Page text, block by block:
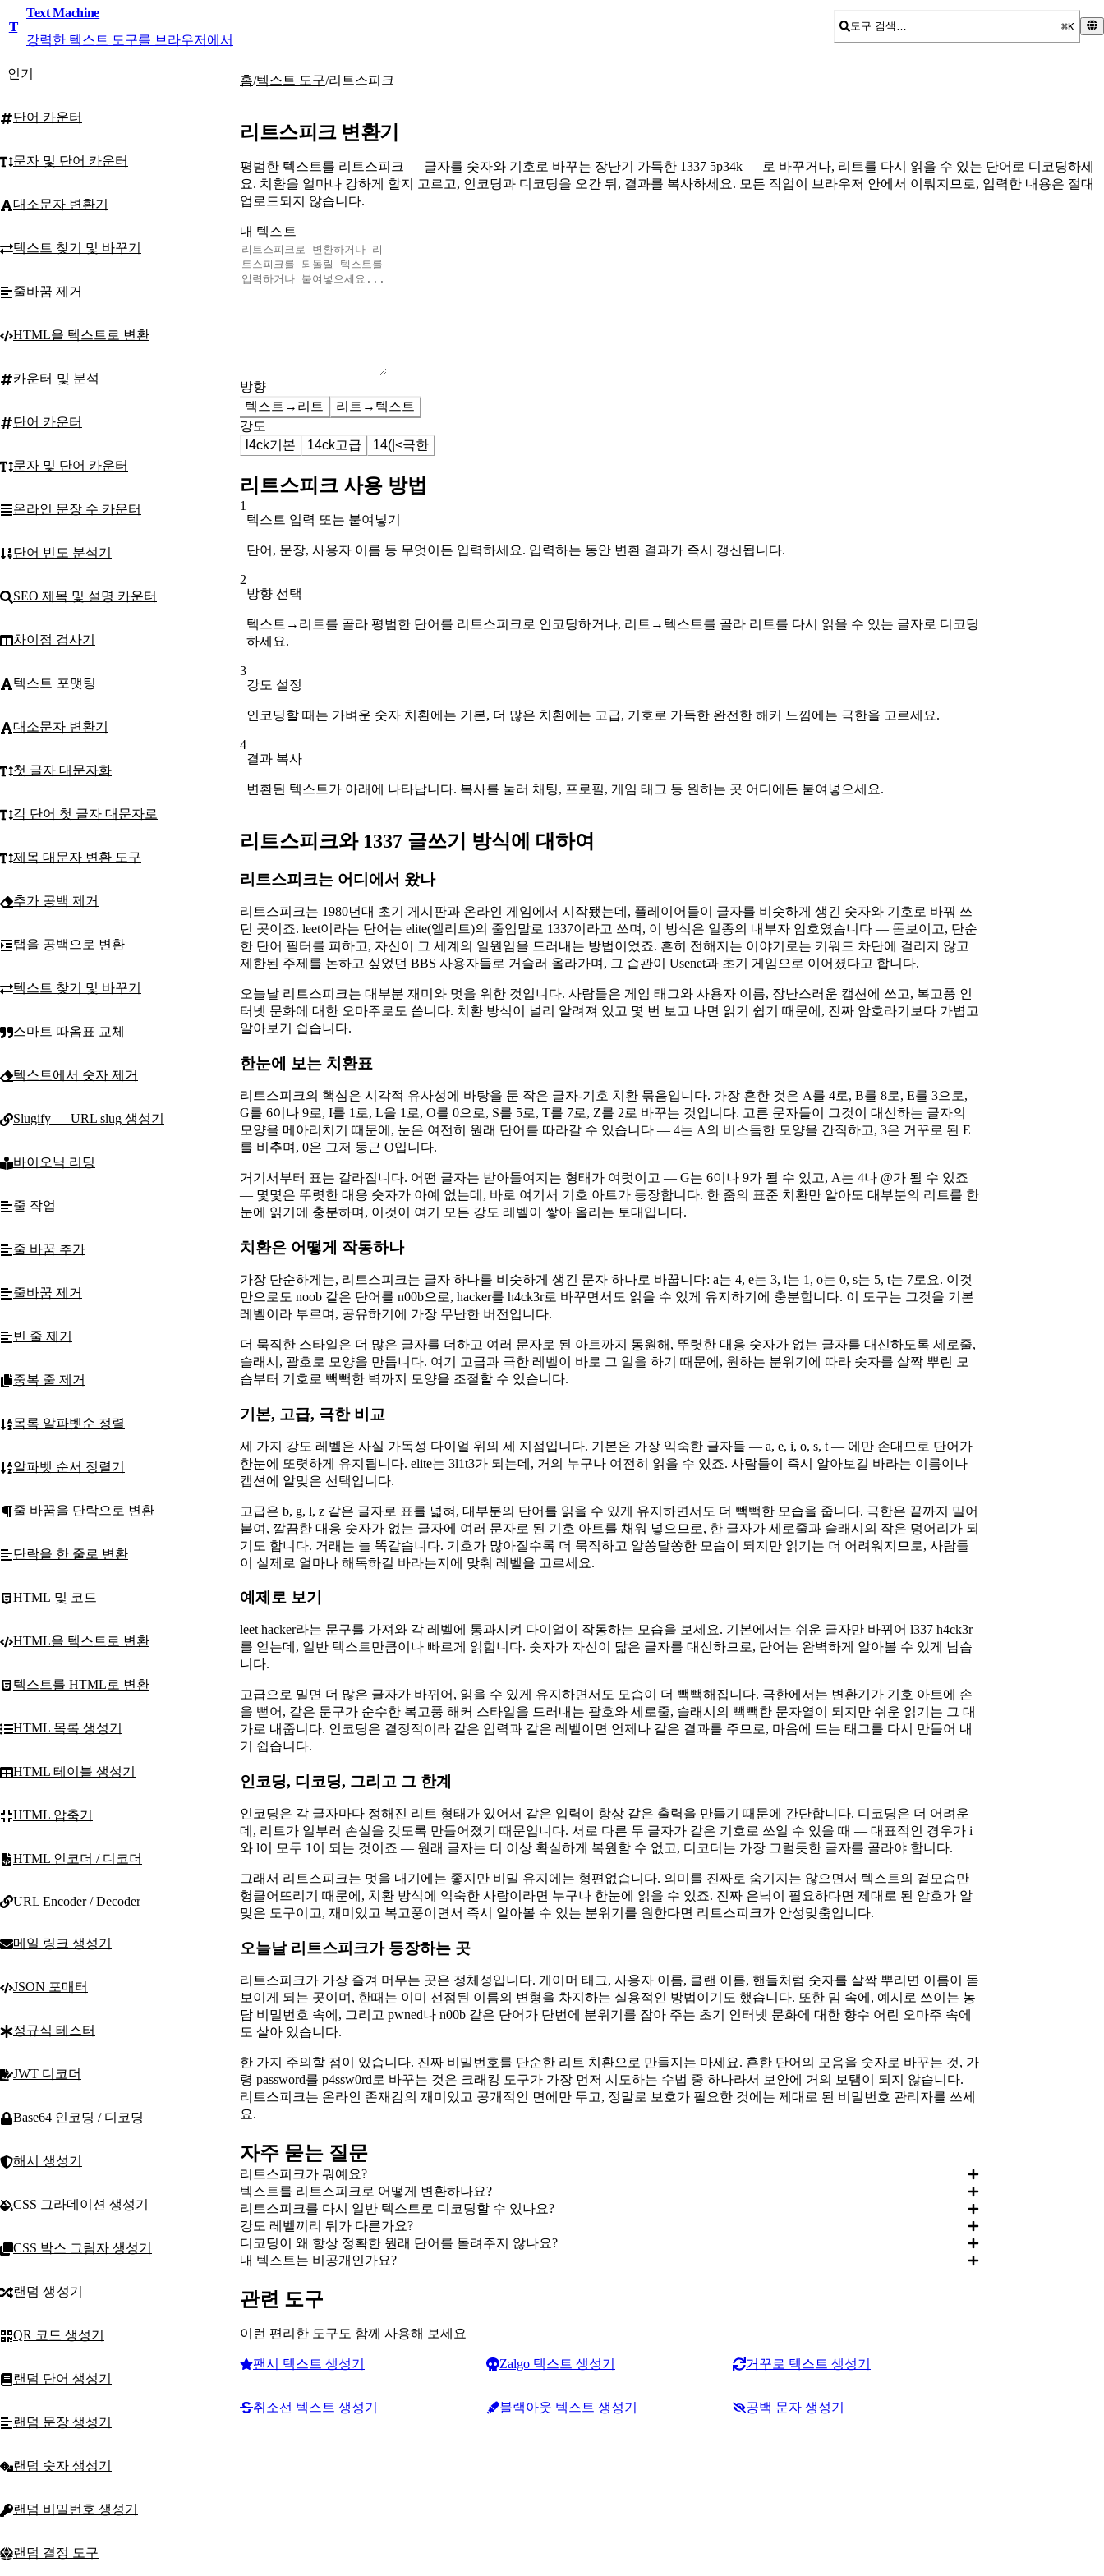
T
Text Machine
강력한 텍스트 도구를 브라우저에서
도구 검색… ⌘K
인기
단어 카운터
문자 및 단어 카운터
대소문자 변환기
텍스트 찾기 및 바꾸기
줄바꿈 제거
HTML을 텍스트로 변환
카운터 및 분석
단어 카운터
문자 및 단어 카운터
온라인 문장 수 카운터
단어 빈도 분석기
SEO 제목 및 설명 카운터
차이점 검사기
텍스트 포맷팅
대소문자 변환기
첫 글자 대문자화
각 단어 첫 글자 대문자로
제목 대문자 변환 도구
추가 공백 제거
탭을 공백으로 변환
텍스트 찾기 및 바꾸기
스마트 따옴표 교체
텍스트에서 숫자 제거
Slugify — URL slug 생성기
바이오닉 리딩
줄 작업
줄 바꿈 추가
줄바꿈 제거
빈 줄 제거
중복 줄 제거
목록 알파벳순 정렬
알파벳 순서 정렬기
줄 바꿈을 단락으로 변환
단락을 한 줄로 변환
HTML 및 코드
HTML을 텍스트로 변환
텍스트를 HTML로 변환
HTML 목록 생성기
HTML 테이블 생성기
HTML 압축기
HTML 인코더 / 디코더
URL Encoder / Decoder
메일 링크 생성기
JSON 포매터
정규식 테스터
JWT 디코더
Base64 인코딩 / 디코딩
해시 생성기
CSS 그라데이션 생성기
CSS 박스 그림자 생성기
랜덤 생성기
QR 코드 생성기
랜덤 단어 생성기
랜덤 문장 생성기
랜덤 숫자 생성기
랜덤 비밀번호 생성기
랜덤 결정 도구
홈/텍스트 도구/리트스피크
리트스피크 변환기
평범한 텍스트를 리트스피크 — 글자를 숫자와 기호로 바꾸는 장난기 가득한 1337 5p34k — 로 바꾸거나, 리트를 다시 읽을 수 있는 단어로 디코딩하세
요. 치환을 얼마나 강하게 할지 고르고, 인코딩과 디코딩을 오간 뒤, 결과를 복사하세요. 모든 작업이 브라우저 안에서 이뤄지므로, 입력한 내용은 절대
업로드되지 않습니다.
내 텍스트
방향
텍스트→리트
리트→텍스트
강도
l4ck기본 14ck고급 14(|<극한
리트스피크 사용 방법
1
텍스트 입력 또는 붙여넣기
단어, 문장, 사용자 이름 등 무엇이든 입력하세요. 입력하는 동안 변환 결과가 즉시 갱신됩니다.
2
방향 선택
텍스트→리트를 골라 평범한 단어를 리트스피크로 인코딩하거나, 리트→텍스트를 골라 리트를 다시 읽을 수 있는 글자로 디코딩
하세요.
3
강도 설정
인코딩할 때는 가벼운 숫자 치환에는 기본, 더 많은 치환에는 고급, 기호로 가득한 완전한 해커 느낌에는 극한을 고르세요.
4
결과 복사
변환된 텍스트가 아래에 나타납니다. 복사를 눌러 채팅, 프로필, 게임 태그 등 원하는 곳 어디에든 붙여넣으세요.
리트스피크와 1337 글쓰기 방식에 대하여
리트스피크는 어디에서 왔나
리트스피크는 1980년대 초기 게시판과 온라인 게임에서 시작됐는데, 플레이어들이 글자를 비슷하게 생긴 숫자와 기호로 바꿔 쓰
던 곳이죠. leet이라는 단어는 elite(엘리트)의 줄임말로 1337이라고 쓰며, 이 방식은 일종의 내부자 암호였습니다 — 돋보이고, 단순
한 단어 필터를 피하고, 자신이 그 세계의 일원임을 드러내는 방법이었죠. 흔히 전해지는 이야기로는 키워드 차단에 걸리지 않고
제한된 주제를 논하고 싶었던 BBS 사용자들로 거슬러 올라가며, 그 습관이 Usenet과 초기 게임으로 이어졌다고 합니다.
오늘날 리트스피크는 대부분 재미와 멋을 위한 것입니다. 사람들은 게임 태그와 사용자 이름, 장난스러운 캡션에 쓰고, 복고풍 인
터넷 문화에 대한 오마주로도 씁니다. 치환 방식이 널리 알려져 있고 몇 번 보고 나면 읽기 쉽기 때문에, 진짜 암호라기보다 가볍고
알아보기 쉽습니다.
한눈에 보는 치환표
리트스피크의 핵심은 시각적 유사성에 바탕을 둔 작은 글자-기호 치환 묶음입니다. 가장 흔한 것은 A를 4로, B를 8로, E를 3으로,
G를 6이나 9로, I를 1로, L을 1로, O를 0으로, S를 5로, T를 7로, Z를 2로 바꾸는 것입니다. 고른 문자들이 그것이 대신하는 글자의
모양을 메아리치기 때문에, 눈은 여전히 원래 단어를 따라갈 수 있습니다 — 4는 A의 비스듬한 모양을 간직하고, 3은 거꾸로 된 E
를 비추며, 0은 그저 둥근 O입니다.
거기서부터 표는 갈라집니다. 어떤 글자는 받아들여지는 형태가 여럿이고 — G는 6이나 9가 될 수 있고, A는 4나 @가 될 수 있죠
— 몇몇은 뚜렷한 대응 숫자가 아예 없는데, 바로 여기서 기호 아트가 등장합니다. 한 줌의 표준 치환만 알아도 대부분의 리트를 한
눈에 읽기에 충분하며, 이것이 여기 모든 강도 레벨이 쌓아 올리는 토대입니다.
치환은 어떻게 작동하나
가장 단순하게는, 리트스피크는 글자 하나를 비슷하게 생긴 문자 하나로 바꿉니다: a는 4, e는 3, i는 1, o는 0, s는 5, t는 7로요. 이것
만으로도 noob 같은 단어를 n00b으로, hacker를 h4ck3r로 바꾸면서도 읽을 수 있게 유지하기에 충분합니다. 이 도구는 그것을 기본
레벨이라 부르며, 공유하기에 가장 무난한 버전입니다.
더 묵직한 스타일은 더 많은 글자를 더하고 여러 문자로 된 아트까지 동원해, 뚜렷한 대응 숫자가 없는 글자를 대신하도록 세로줄,
슬래시, 괄호로 모양을 만듭니다. 여기 고급과 극한 레벨이 바로 그 일을 하기 때문에, 원하는 분위기에 따라 숫자를 살짝 뿌린 모
습부터 기호로 빽빽한 벽까지 모양을 조절할 수 있습니다.
기본, 고급, 극한 비교
세 가지 강도 레벨은 사실 가독성 다이얼 위의 세 지점입니다. 기본은 가장 익숙한 글자들 — a, e, i, o, s, t — 에만 손대므로 단어가
한눈에 또렷하게 유지됩니다. elite는 3l1t3가 되는데, 거의 누구나 여전히 읽을 수 있죠. 사람들이 즉시 알아보길 바라는 이름이나
캡션에 알맞은 선택입니다.
고급은 b, g, l, z 같은 글자로 표를 넓혀, 대부분의 단어를 읽을 수 있게 유지하면서도 더 빽빽한 모습을 줍니다. 극한은 끝까지 밀어
붙여, 깔끔한 대응 숫자가 없는 글자에 여러 문자로 된 기호 아트를 채워 넣으므로, 한 글자가 세로줄과 슬래시의 작은 덩어리가 되
기도 합니다. 거래는 늘 똑같습니다. 기호가 많아질수록 더 묵직하고 알쏭달쏭한 모습이 되지만 읽기는 더 어려워지므로, 사람들
이 실제로 얼마나 해독하길 바라는지에 맞춰 레벨을 고르세요.
예제로 보기
leet hacker라는 문구를 가져와 각 레벨에 통과시켜 다이얼이 작동하는 모습을 보세요. 기본에서는 쉬운 글자만 바뀌어 l337 h4ck3r
를 얻는데, 일반 텍스트만큼이나 빠르게 읽힙니다. 숫자가 자신이 닮은 글자를 대신하므로, 단어는 완벽하게 알아볼 수 있게 남습
니다.
고급으로 밀면 더 많은 글자가 바뀌어, 읽을 수 있게 유지하면서도 모습이 더 빽빽해집니다. 극한에서는 변환기가 기호 아트에 손
을 뻗어, 같은 문구가 순수한 복고풍 해커 스타일을 드러내는 괄호와 세로줄, 슬래시의 빽빽한 문자열이 되지만 쉬운 읽기는 그 대
가로 내줍니다. 인코딩은 결정적이라 같은 입력과 같은 레벨이면 언제나 같은 결과를 주므로, 마음에 드는 태그를 다시 만들어 내
기 쉽습니다.
인코딩, 디코딩, 그리고 그 한계
인코딩은 각 글자마다 정해진 리트 형태가 있어서 같은 입력이 항상 같은 출력을 만들기 때문에 간단합니다. 디코딩은 더 어려운
데, 리트가 일부러 손실을 갖도록 만들어졌기 때문입니다. 서로 다른 두 글자가 같은 기호로 쓰일 수 있을 때 — 대표적인 경우가 i
와 l이 모두 1이 되는 것이죠 — 원래 글자는 더 이상 확실하게 복원할 수 없고, 디코더는 가장 그럴듯한 글자를 골라야 합니다.
그래서 리트스피크는 멋을 내기에는 좋지만 비밀 유지에는 형편없습니다. 의미를 진짜로 숨기지는 않으면서 텍스트의 겉모습만
헝클어뜨리기 때문에, 치환 방식에 익숙한 사람이라면 누구나 한눈에 읽을 수 있죠. 진짜 은닉이 필요하다면 제대로 된 암호가 알
맞은 도구이고, 재미있고 복고풍이면서 즉시 알아볼 수 있는 분위기를 원한다면 리트스피크가 안성맞춤입니다.
오늘날 리트스피크가 등장하는 곳
리트스피크가 가장 즐겨 머무는 곳은 정체성입니다. 게이머 태그, 사용자 이름, 클랜 이름, 핸들처럼 숫자를 살짝 뿌리면 이름이 돋
보이게 되는 곳이며, 한때는 이미 선점된 이름의 변형을 차지하는 실용적인 방법이기도 했습니다. 또한 밈 속에, 예시로 쓰이는 농
담 비밀번호 속에, 그리고 pwned나 n00b 같은 단어가 단번에 분위기를 잡아 주는 초기 인터넷 문화에 대한 향수 어린 오마주 속에
도 살아 있습니다.
한 가지 주의할 점이 있습니다. 진짜 비밀번호를 단순한 리트 치환으로 만들지는 마세요. 흔한 단어의 모음을 숫자로 바꾸는 것, 가
령 password를 p4ssw0rd로 바꾸는 것은 크래킹 도구가 가장 먼저 시도하는 수법 중 하나라서 보안에 거의 보탬이 되지 않습니다.
리트스피크는 온라인 존재감의 재미있고 공개적인 면에만 두고, 정말로 보호가 필요한 것에는 제대로 된 비밀번호 관리자를 쓰세
요.
자주 묻는 질문
리트스피크가 뭐예요?
텍스트를 리트스피크로 어떻게 변환하나요?
리트스피크를 다시 일반 텍스트로 디코딩할 수 있나요?
강도 레벨끼리 뭐가 다른가요?
디코딩이 왜 항상 정확한 원래 단어를 돌려주지 않나요?
내 텍스트는 비공개인가요?
관련 도구
이런 편리한 도구도 함께 사용해 보세요
팬시 텍스트 생성기 Zalgo 텍스트 생성기 거꾸로 텍스트 생성기
취소선 텍스트 생성기 블랙아웃 텍스트 생성기 공백 문자 생성기